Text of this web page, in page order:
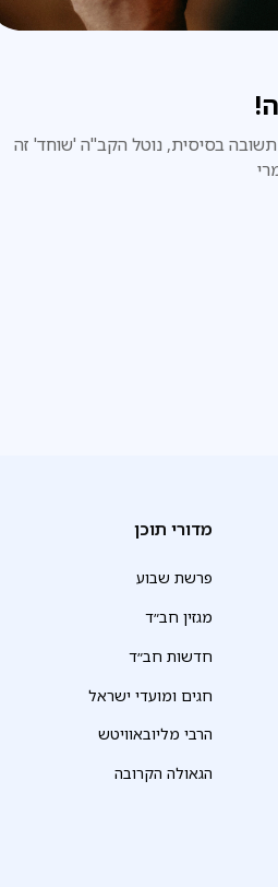
בסיסית, נוטל הקב"ה 'שוחד' זה
מדורי תוכן
פרשת שבוע
מגזין חב״ד
חדשות חב״ד
חגים ומועדי ישראל
הרבי מליובאוויטש
הגאולה הקרובה